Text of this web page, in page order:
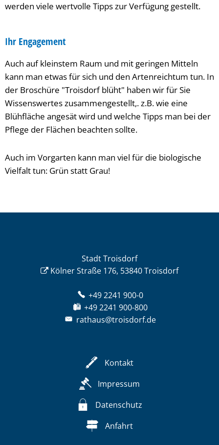
werden viele wertvolle Tipps zur Verfügung gestellt.
Ihr Engagement
Auch auf kleinstem Raum und mit geringen Mitteln
kann man etwas für sich und den Artenreichtum tun. In
der Broschüre "Troisdorf blüht" haben wir für Sie
Wissenswertes zusammengestellt,. z.B. wie eine
Blühfläche angesät wird und welche Tipps man bei der
Pflege der Flächen beachten sollte.
Auch im Vorgarten kann man viel für die biologische
Vielfalt tun: Grün statt Grau!
Stadt Troisdorf
Kölner Straße 176, 53840 Troisdorf
+49 2241 900-0
+49 2241 900-800
rathaus@troisdorf.de
Kontakt
Impressum
Datenschutz
Anfahrt